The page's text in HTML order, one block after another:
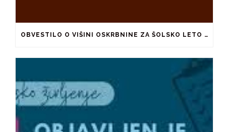
OBVESTILO O VIŠINI OSKRBNINE ZA ŠOLSKO LETO 2026/2027